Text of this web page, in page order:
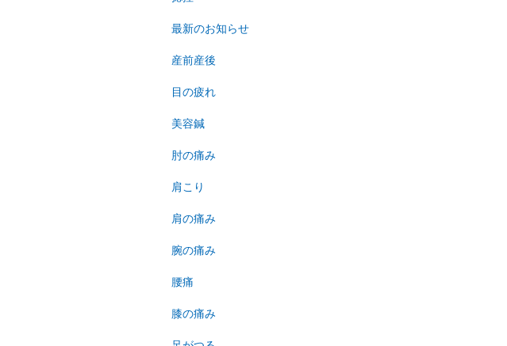
最新のお知らせ
産前産後
目の疲れ
美容鍼
肘の痛み
肩こり
肩の痛み
腕の痛み
腰痛
膝の痛み